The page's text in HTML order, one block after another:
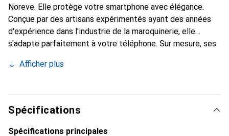
Noreve. Elle protège votre smartphone avec élégance.
Conçue par des artisans expérimentés ayant des années
d'expérience dans l'industrie de la maroquinerie, elle
s'adapte parfaitement à votre téléphone. Sur mesure, ses
peau. Elle devient l'accessoire chic et indispensable pour
ses produits de haute qualité, la marque Noreve est un
choix fiable pour une clientèle exigeante.
Afficher plus
Spécifications
Spécifications principales